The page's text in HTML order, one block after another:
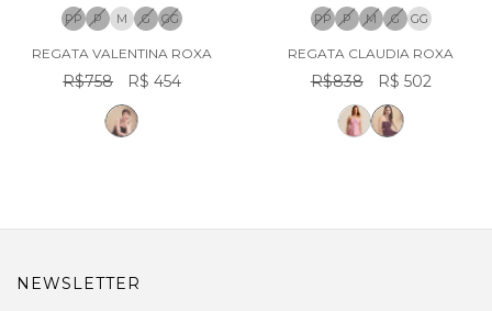
PP P M G GG
REGATA VALENTINA ROXA
R$758 R$ 454
PP P M G GG
REGATA CLAUDIA ROXA
R$838 R$ 502
NEWSLETTER